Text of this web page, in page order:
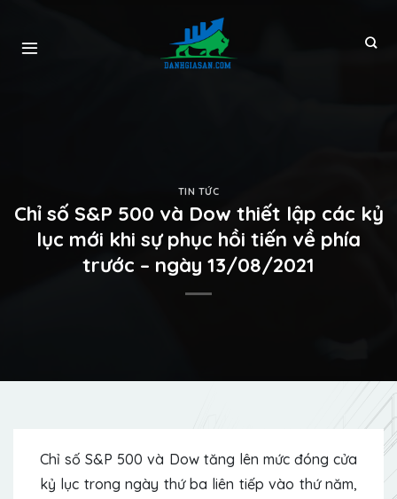
TIN TỨC
Chỉ số S&P 500 và Dow thiết lập các kỷ
lục mới khi sự phục hồi tiến về phía
trước – ngày 13/08/2021
Chỉ số S&P 500 và Dow tăng lên mức đóng cửa
kỷ lục trong ngày thứ ba liên tiếp vào thứ năm,